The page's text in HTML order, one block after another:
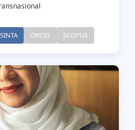
SINTA ORCID SCOPUS